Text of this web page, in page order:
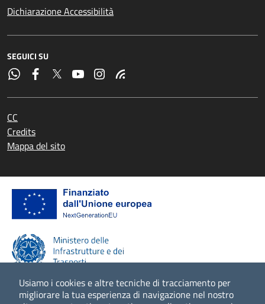
Usiamo i cookies e altre tecniche di tracciamento per
migliorare la tua esperienza di navigazione nel nostro
Dichiarazione Accessibilità
SEGUICI SU
CC
Credits
Mappa del sito